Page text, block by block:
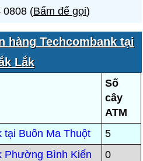
0808 (Bấm để gọi)
hàng Techcombank tại
Lắk
Số
cây
ATM
tại Buôn Ma Thuột
5
Phường Bình Kiến
0